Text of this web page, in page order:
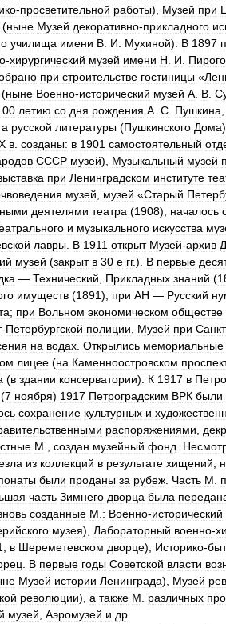
-просветительной работы), Музей при
(ныне Музей декоративно-прикладного
училища имени В И Мухиной). В 1897
-хирургический музей имени Н И
при строительстве гостиницы «
(ныне Военно-исторический музей А В
летию со дня рождения А С Пушкина
русской литературы (Пушкинского Дома).
в созданы: в 1901 самостоятельный
СССР музей), Музыкальный музей
при Ленинградском институте
музей музей «Старый
деятелями театра (1908), началось
и музыкального искусства
лавры В 1911 открыт Музей-архив Д
музей (закрыт в 30 е гг.). В первые
— Технический Прикладных знаний (
имуществ (1891); при АН — Русский
; при Вольном экономическом обществе
-Петербургской полиции Музей при Санкт
на водах Открылись мемориальные
лицее (на Каменноостровском
(в здании консерватории). К 1917 в
(7 ноября) 1917 Петроградским ВРК были
сохранение культурных и
распоряжениями
М создан музейный фонд
из коллекций в результате хищений
были проданы за рубеж Часть М
часть Зимнего дворца была
созданные М : Военно-исторический
музея), Лабораторный военно-
в Шереметевском дворце), Историко-
В первые годы Советской власти
Музей истории Ленинграда), Музей
революции), а также М различных
музей Аэромузей и др